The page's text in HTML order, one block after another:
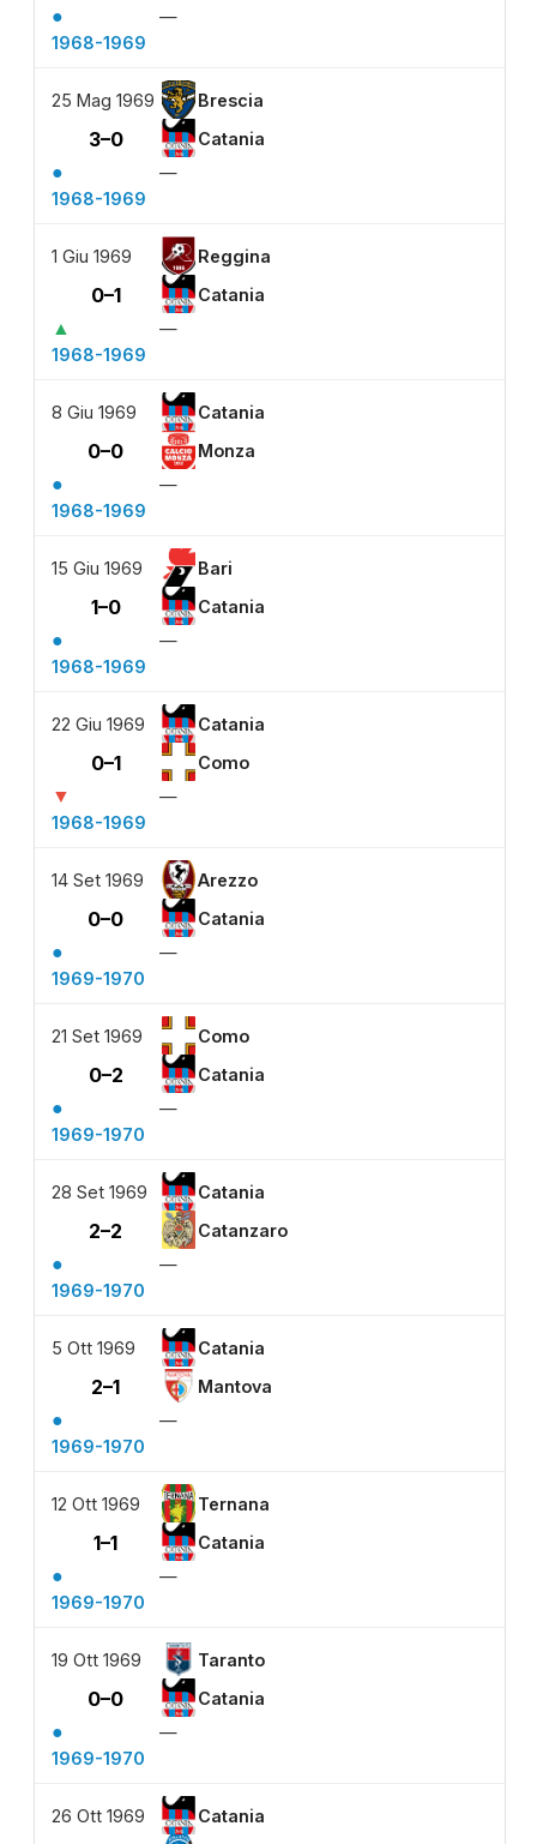
●
—
1968-1969
25 Mag 1969 Brescia
3–0 Catania
●
—
1968-1969
1 Giu 1969 Reggina
0–1 Catania
▲
—
1968-1969
8 Giu 1969 Catania
0–0 Monza
●
—
1968-1969
15 Giu 1969 Bari
1–0 Catania
●
—
1968-1969
22 Giu 1969 Catania
0–1 Como
▼
—
1968-1969
14 Set 1969 Arezzo
0–0 Catania
●
—
1969-1970
21 Set 1969 Como
0–2 Catania
●
—
1969-1970
28 Set 1969 Catania
2–2 Catanzaro
●
—
1969-1970
5 Ott 1969 Catania
2–1 Mantova
●
—
1969-1970
12 Ott 1969 Ternana
1–1 Catania
●
—
1969-1970
19 Ott 1969 Taranto
0–0 Catania
●
—
1969-1970
26 Ott 1969 Catania